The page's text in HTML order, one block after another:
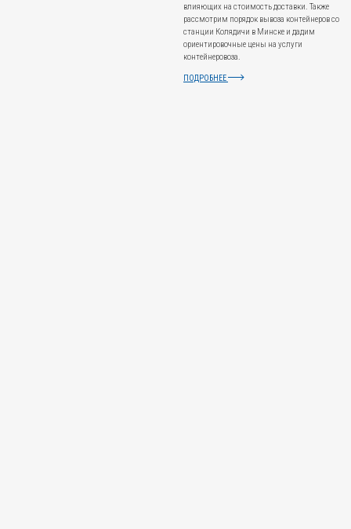
влияющих на стоимость доставки. Также
рассмотрим порядок вывоза контейнеров со
станции Колядичи в Минске и дадим
ориентировочные цены на услуги
контейнеровоза.
ПОДРОБНЕЕ